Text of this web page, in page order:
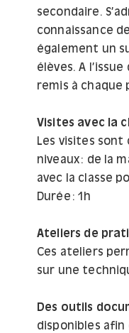
secondaire.
connaissance
également un
élèves. A
remis à chaque
Visites avec la
Les visites
niveaux : de la
avec la classe
Durée : 1h
Ateliers de
Ces ateliers
sur une
Des outils
disponibles